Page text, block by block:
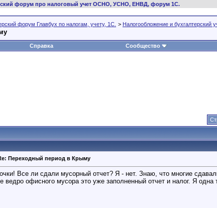
форум про налоговый учет ОСНО, УСНО, ЕНВД, форум 1С.
форум Главбух по налогам, учету, 1С. > Налогообложение и бухгалтерский
Справка Сообщество
Переходный период в Крыму
Все ли сдали мусорный отчет? Я - нет. Знаю, что многие
ведро офисного мусора это уже заполненный отчет и налог. Я одна